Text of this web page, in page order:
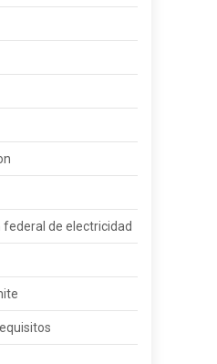
federal de electricidad